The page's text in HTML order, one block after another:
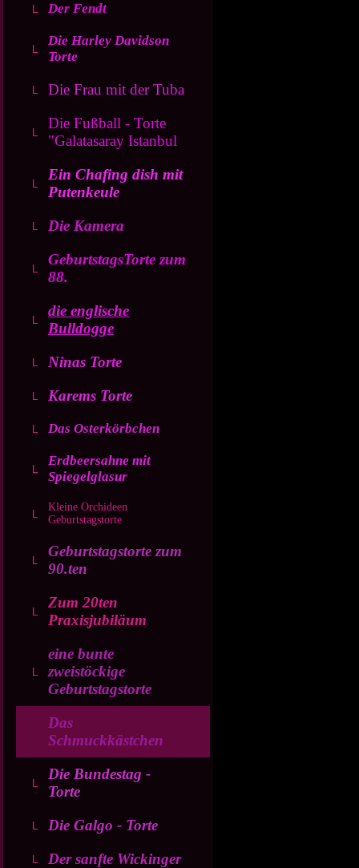
Der Fendt
Die Harley Davidson
Torte
Die Frau mit der Tuba
Die Fußball - Torte
"Galatasaray Istanbul
Ein Chafing dish mit
Putenkeule
Die Kamera
GeburtstagsTorte zum
88.
die englische
Bulldogge
Ninas Torte
Karems Torte
Das Osterkörbchen
Erdbeersahne mit
Spiegelglasur
Kleine Orchideen
Geburtstagstorte
Geburtstagstorte zum
90.ten
Zum 20ten
Praxisjubiläum
eine bunte
zweistöckige
Geburtstagstorte
Das
Schmuckkästchen
Die Bundestag -
Torte
Die Galgo - Torte
Der sanfte Wickinger